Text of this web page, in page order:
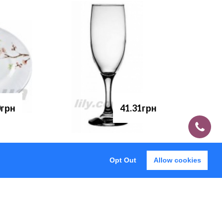
Opt Out Allow cookies
41.31грн